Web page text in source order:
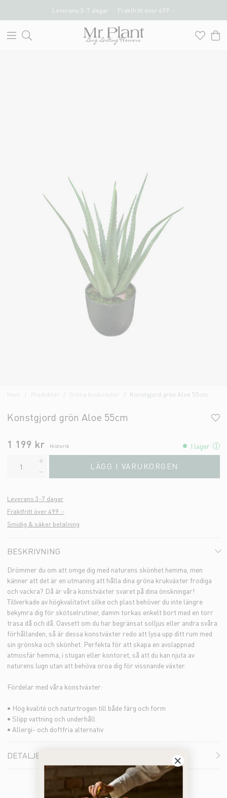
Leverans 3-7 dagar Fraktfritt över 499 :-
Hem Produkter Gröna krukväxter Konstgjord grön Aloe 55cm
Konstgjord grön Aloe 55cm
1 199 kr Historik I lager
LÄGG I VARUKORGEN
Leverans 3-7 dagar
Fraktfritt över 499 :-
Smidig & säker betalning
BESKRIVNING
Drömmer du om att omge dig med naturens skönhet hemma, men
känner att det är en utmaning att hålla dina gröna krukväxter frodiga
och vackra? Då är våra konstväxter svaret på dina önskningar!
Tillverkade av högkvalitativt silke och plast behöver du inte längre
bekymra dig för skötselrutiner, damm torkas enkelt bort med en torr
trasa då och då. Oavsett om du har begränsat solljus eller andra svåra
förhållanden, så är dessa konstväxter redo att lysa upp ditt rum med
sin grönska och skönhet. Perfekta för att skapa en avslappnad
atmosfär hemma, i stugan eller kontoret, så att du kan njuta av
naturens lugn utan att behöva oroa dig för vissnande växter.
Fördelar med våra konstväxter:
• Hög kvalité och naturtrogen till både färg och form
• Slipp vattning och underhåll
• Allergi- och doftfria alternativ
DETALJER